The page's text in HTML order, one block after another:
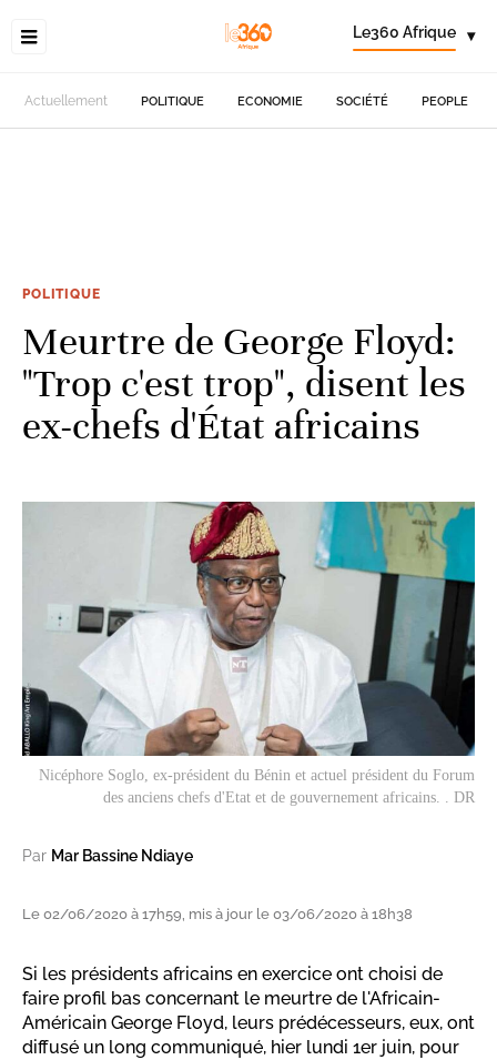
Le360 Afrique ▾
Actuellement POLITIQUE ECONOMIE SOCIÉTÉ PEOPLE
POLITIQUE
Meurtre de George Floyd:
"Trop c'est trop", disent les
ex-chefs d'État africains
Nicéphore Soglo, ex-président du Bénin et actuel président du Forum
des anciens chefs d'Etat et de gouvernement africains. . DR
Par Mar Bassine Ndiaye
Le 02/06/2020 à 17h59, mis à jour le 03/06/2020 à 18h38
Si les présidents africains en exercice ont choisi de
faire profil bas concernant le meurtre de l'Africain-
Américain George Floyd, leurs prédécesseurs, eux, ont
diffusé un long communiqué, hier lundi 1er juin, pour